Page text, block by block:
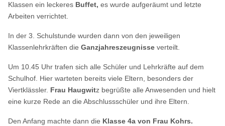
Klassen ein leckeres Buffet, es wurde aufgeräumt und letzte
Arbeiten verrichtet.
In der 3. Schulstunde wurden dann von den jeweiligen
Klassenlehrkräften dieGanzjahreszeugnisse verteilt.
Um 10.45 Uhr trafen sich alle Schüler und Lehrkräfte auf dem
Schulhof. Hier warteten bereits viele Eltern, besonders der
Viertklässler. Frau Haugwitz begrüßte alle Anwesenden und hielt
eine kurze Rede an die Abschlussschüler und ihre Eltern.
Den Anfang machte dann die Klasse 4a von Frau Kohrs.